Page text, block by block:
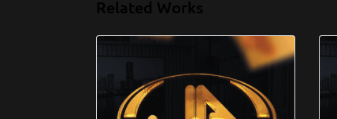
Related Works